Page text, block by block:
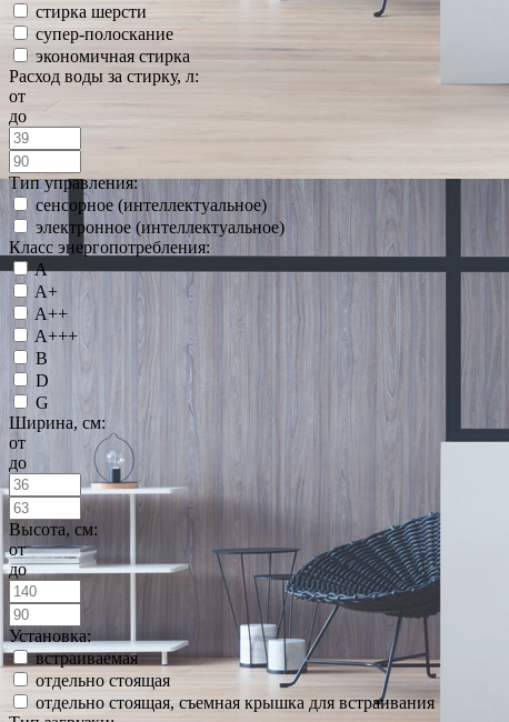
стирка шерсти
супер-полоскание
экономичная стирка
Расход воды за стирку, л:
от
до
Тип управления:
сенсорное (интеллектуальное)
электронное (интеллектуальное)
Класс энергопотребления:
A
A+
A++
A+++
B
D
G
Ширина, см:
от
до
Высота, см:
от
до
Установка:
встраиваемая
отдельно стоящая
отдельно стоящая, съемная крышка для встраивания